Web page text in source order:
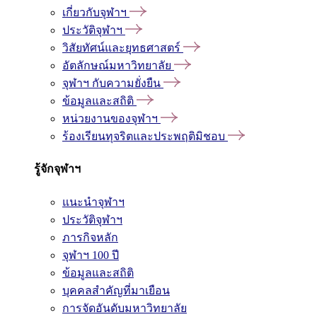
เกี่ยวกับจุฬาฯ
ประวัติจุฬาฯ
วิสัยทัศน์และยุทธศาสตร์
อัตลักษณ์มหาวิทยาลัย
จุฬาฯ กับความยั่งยืน
ข้อมูลและสถิติ
หน่วยงานของจุฬาฯ
ร้องเรียนทุจริตและประพฤติมิชอบ
รู้จักจุฬาฯ
แนะนำจุฬาฯ
ประวัติจุฬาฯ
ภารกิจหลัก
จุฬาฯ 100 ปี
ข้อมูลและสถิติ
บุคคลสำคัญที่มาเยือน
การจัดอันดับมหาวิทยาลัย